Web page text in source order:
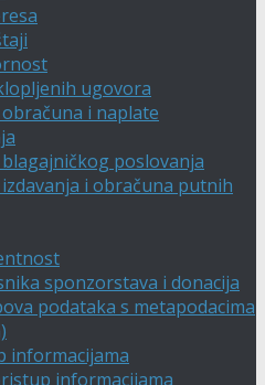
ugovora
i naplate
poslovanja
i obračuna putnih
sponzorstava i donacija
podataka s metapodacima
informacijama
informacijama